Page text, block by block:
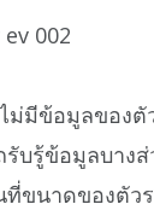
ม่มีข้อมูลของ
รับรู้ข้อมูลบาง
ที่ขนาดของตัว